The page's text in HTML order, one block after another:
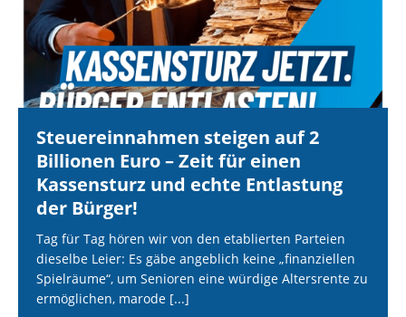
Steuereinnahmen steigen auf 2
Billionen Euro – Zeit für einen
Kassensturz und echte Entlastung
der Bürger!
Tag für Tag hören wir von den etablierten Parteien
dieselbe Leier: Es gäbe angeblich keine „finanziellen
Spielräume“, um Senioren eine würdige Altersrente zu
ermöglichen, marode [...]